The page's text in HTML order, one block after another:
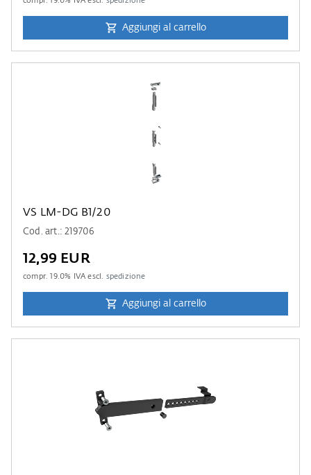
Aggiungi al carrello
VS LM-DG B1/20
Cod. art.: 219706
12,99 EUR
compr.19.0% IVA escl. spedizione
Aggiungi al carrello